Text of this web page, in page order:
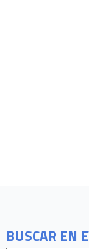
BUSCAR EN